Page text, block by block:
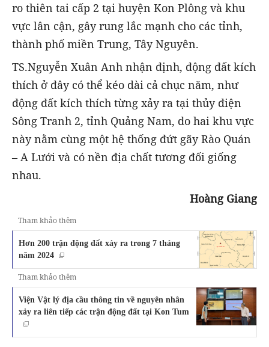
ro thiên tai cấp 2 tại huyện Kon Plông và khu
vực lân cận, gây rung lắc mạnh cho các tỉnh,
thành phố miền Trung, Tây Nguyên.
TS.Nguyễn Xuân Anh nhận định, động đất kích
thích ở đây có thể kéo dài cả chục năm, như
động đất kích thích từng xảy ra tại thủy điện
Sông Tranh 2, tỉnh Quảng Nam, do hai khu vực
này nằm cùng một hệ thống đứt gãy Rào Quán
– A Lưới và có nền địa chất tương đối giống
nhau.
Hoàng Giang
Tham khảo thêm
Hơn 200 trận động đất xảy ra trong 7 tháng
năm 2024
Tham khảo thêm
Viện Vật lý địa cầu thông tin về nguyên nhân
xảy ra liên tiếp các trận động đất tại Kon Tum